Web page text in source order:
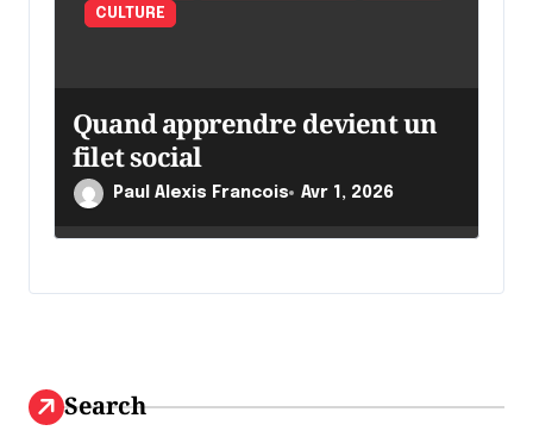
CULTURE
Quand apprendre devient un
filet social
Paul Alexis Francois Avr 1, 2026
Search